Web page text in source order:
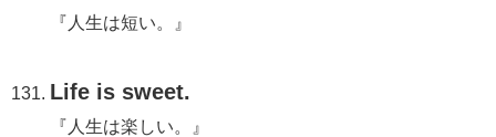
『人生は短い。』
Life is sweet.
『人生は楽しい。』